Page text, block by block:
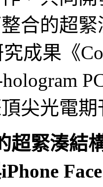
合的超
成果《
hologram
尖光電期
超緊湊結